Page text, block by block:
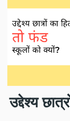
उद्देश्य